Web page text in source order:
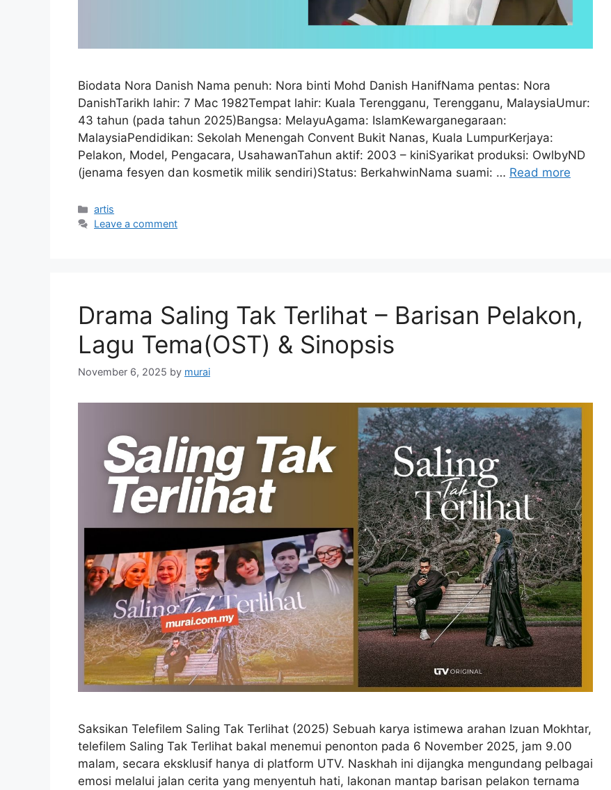
Biodata Nora Danish Nama penuh: Nora binti Mohd Danish HanifNama pentas: Nora
DanishTarikh lahir: 7 Mac 1982Tempat lahir: Kuala Terengganu, Terengganu, MalaysiaUmur:
43 tahun (pada tahun 2025)Bangsa: MelayuAgama: IslamKewarganegaraan:
MalaysiaPendidikan: Sekolah Menengah Convent Bukit Nanas, Kuala LumpurKerjaya:
Pelakon, Model, Pengacara, UsahawanTahun aktif: 2003 – kiniSyarikat produksi: OwlbyND
(jenama fesyen dan kosmetik milik sendiri)Status: BerkahwinNama suami: … Read more
Categories
artis
Leave a comment
Drama Saling Tak Terlihat – Barisan Pelakon,
Lagu Tema(OST) & Sinopsis
November 6, 2025 by murai
Saksikan Telefilem Saling Tak Terlihat (2025) Sebuah karya istimewa arahan Izuan Mokhtar,
telefilem Saling Tak Terlihat bakal menemui penonton pada 6 November 2025, jam 9.00
malam, secara eksklusif hanya di platform UTV. Naskhah ini dijangka mengundang pelbagai
emosi melalui jalan cerita yang menyentuh hati, lakonan mantap barisan pelakon ternama